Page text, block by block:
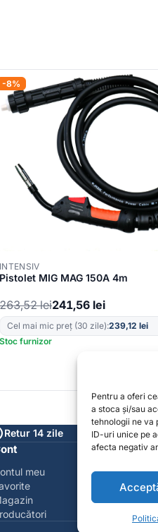
Pentru a oferi
a stoca și/sau
tehnologii ne va
ID-uri unice pe
afecta negativ
-8%
INTENSIV
Pistolet MIG MAG 150A 4m
263,52lei241,56 lei
Cel mai mic preț (30 zile):239,12 lei
Stoc furnizor
Retur 14 zile
meu